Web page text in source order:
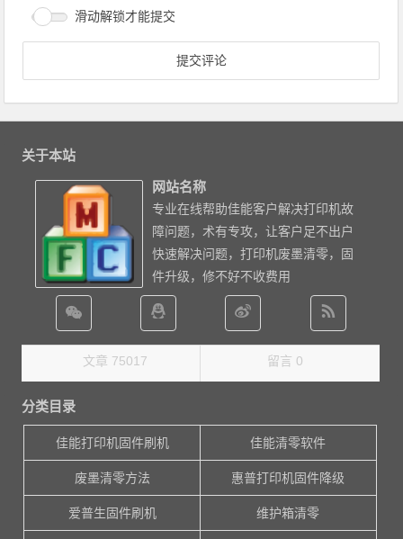
滑动解锁才能提交
关于本站
网站名称
专业在线帮助佳能客户解决打印机故
障问题，术有专攻，让客户足不出户
快速解决问题，打印机废墨清零，固
件升级，修不好不收费用
文章 75017 留言 0
分类目录
佳能打印机固件刷机 佳能清零软件
废墨清零方法 惠普打印机固件降级
爱普生固件刷机 维护箱清零